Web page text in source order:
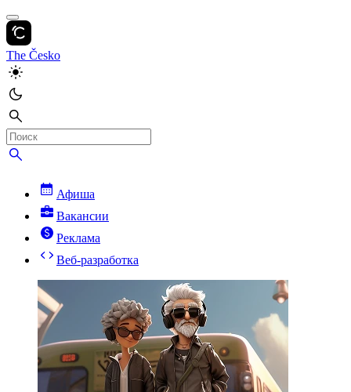
The Česko
Афиша
Вакансии
Реклама
Веб-разработка